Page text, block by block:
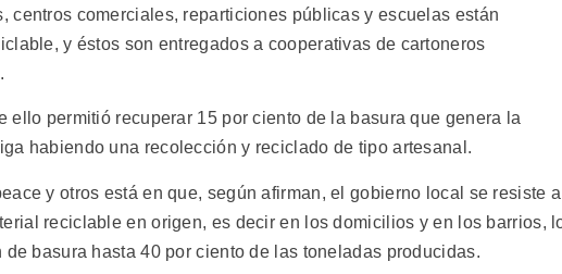
centros comerciales, reparticiones públicas y escuelas están
y éstos son entregados a cooperativas de cartoneros
ello permitió recuperar 15 por ciento de la basura que genera la
habiendo una recolección y reciclado de tipo artesanal.
y otros está en que, según afirman, el gobierno local se resiste a
reciclable en origen, es decir en los domicilios y en los barrios,
basura hasta 40 por ciento de las toneladas producidas.